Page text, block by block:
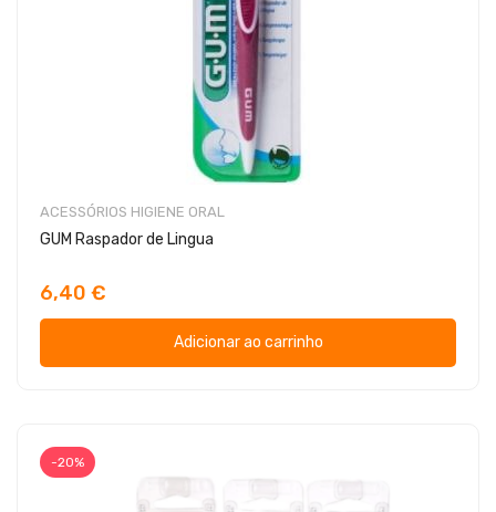
ACESSÓRIOS HIGIENE ORAL
GUM Raspador de Lingua
6,40 €
Adicionar ao carrinho
-20%